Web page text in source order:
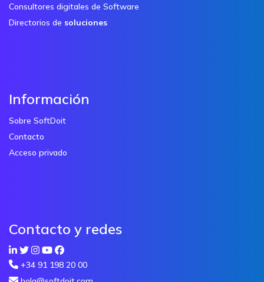
Consultores digitales de Software
Directorios de soluciones
Información
Sobre SoftDoit
Contacto
Acceso privado
Contacto y redes
+34 91 198 20 00